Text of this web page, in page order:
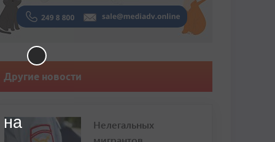
Другие новости
Нелегальных